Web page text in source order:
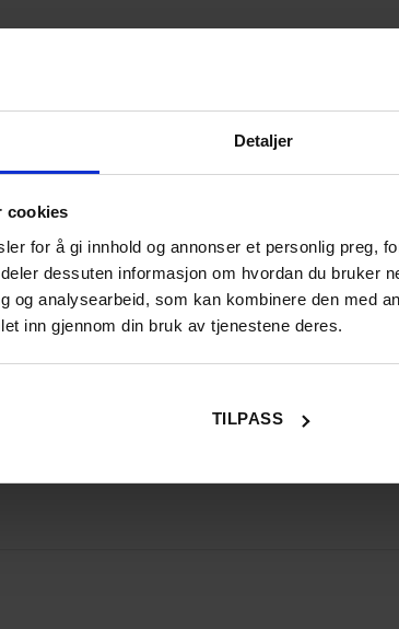
Detaljer
cookies
for å gi innhold og annonser et personlig preg,
dessuten informasjon om hvordan du bruker
og analysearbeid, som kan kombinere den med
inn gjennom din bruk av tjenestene deres.
TILPASS